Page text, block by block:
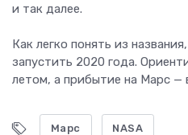
и так далее.
Как легко понять из
запустить 2020 года.
летом, а прибытие на Марс —
Марс NASA